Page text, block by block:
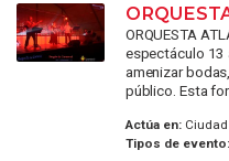
ORQUESTA
espectáculo 13
amenizar
público. Esta
Actúa en:Ciudad
Tipos de evento: